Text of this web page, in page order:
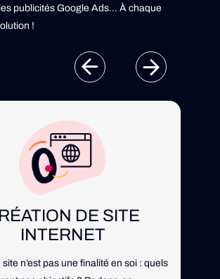
publicités Google Ads… À chaque
!
DE SITE
INTERNET
n’est pas une finalité en soi : quels